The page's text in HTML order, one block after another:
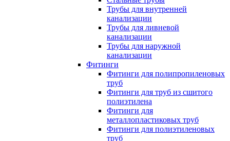
Трубы для внутренней
канализации
Трубы для ливневой
канализации
Трубы для наружной
канализации
Фитинги
Фитинги для полипропиленовых
труб
Фитинги для труб из сшитого
полиэтилена
Фитинги для
металлопластиковых труб
Фитинги для полиэтиленовых
труб